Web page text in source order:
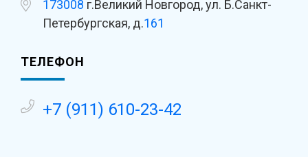
173008 г.Великий Новгород, ул. Б.Санкт-
Петербургская, д.161
ТЕЛЕФОН
+7 (911) 610-23-42